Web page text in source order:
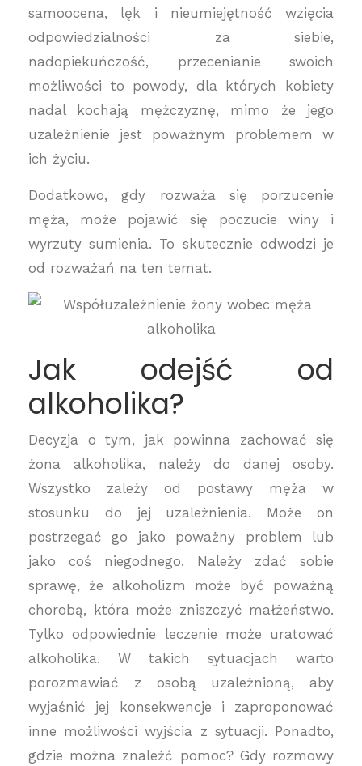
samoocena, lęk i nieumiejętność wzięcia
odpowiedzialności za siebie,
nadopiekuńczość, przecenianie swoich
możliwości to powody, dla których kobiety
nadal kochają mężczyznę, mimo że jego
uzależnienie jest poważnym problemem w
ich życiu.
Dodatkowo, gdy rozważa się porzucenie
męża, może pojawić się poczucie winy i
wyrzuty sumienia. To skutecznie odwodzi je
od rozważań na ten temat.
Jak odejść od
alkoholika?
Decyzja o tym, jak powinna zachować się
żona alkoholika, należy do danej osoby.
Wszystko zależy od postawy męża w
stosunku do jej uzależnienia. Może on
postrzegać go jako poważny problem lub
jako coś niegodnego. Należy zdać sobie
sprawę, że alkoholizm może być poważną
chorobą, która może zniszczyć małżeństwo.
Tylko odpowiednie leczenie może uratować
alkoholika. W takich sytuacjach warto
porozmawiać z osobą uzależnioną, aby
wyjaśnić jej konsekwencje i zaproponować
inne możliwości wyjścia z sytuacji. Ponadto,
gdzie można znaleźć pomoc? Gdy rozmowy